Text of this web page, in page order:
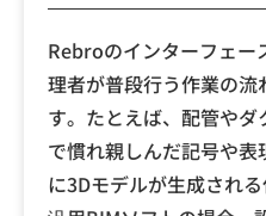
Rebroのインターフェー
理者が普段行う作業の
す。たとえば、配管や
で慣れ親しんだ記号や
に3Dモデルが生成され